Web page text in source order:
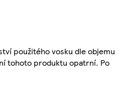
použitého vosku dle objemu
tohoto produktu opatrní. Po